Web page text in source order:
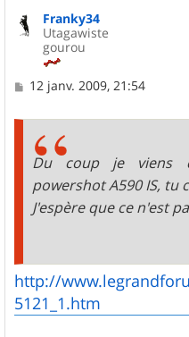
Franky34
Utagawiste
gourou
M12 janv. 2009, 21:54
Du coup je viens
powershot A590 IS, tu
J'espère que ce n'est
http://
5121_1.htm